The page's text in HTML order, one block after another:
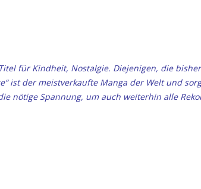
für Kindheit, Nostalgie. Diejenigen, die
ist der meistverkaufte Manga der Weltund
nötige Spannung, um auch weiterhin alle